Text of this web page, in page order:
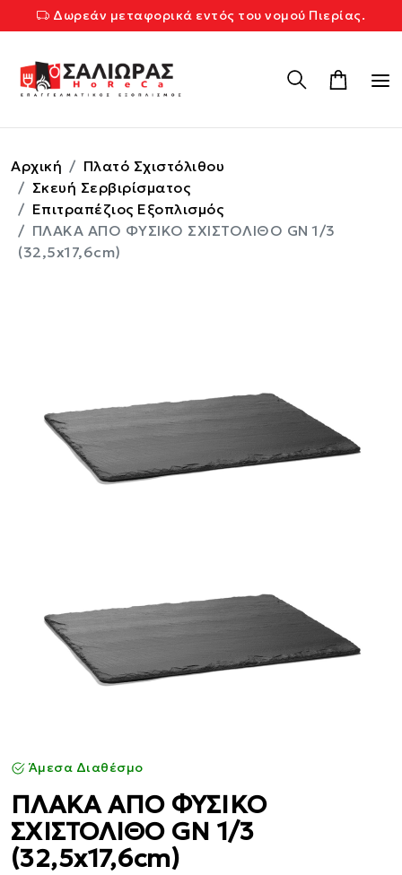
Δωρεάν μεταφορικά εντός του νομού Πιερίας.
Αρχική
Πλατό Σχιστόλιθου
Σκευή Σερβιρίσματος
Επιτραπέζιος Εξοπλισμός
ΠΛΑΚΑ ΑΠΟ ΦΥΣΙΚΟ ΣΧΙΣΤΟΛΙΘΟ GN 1/3
(32,5x17,6cm)
Άμεσα Διαθέσμο
ΠΛΑΚΑ ΑΠΟ ΦΥΣΙΚΟ
ΣΧΙΣΤΟΛΙΘΟ GN 1/3
(32,5x17,6cm)